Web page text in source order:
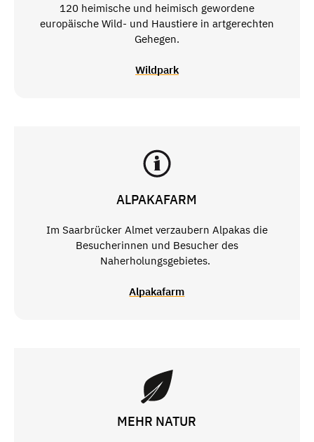
120 heimische und heimisch gewordene
europäische Wild- und Haustiere in artgerechten
Gehegen.
Wildpark
ALPAKAFARM
Im Saarbrücker Almet verzaubern Alpakas die
Besucherinnen und Besucher des
Naherholungsgebietes.
Alpakafarm
MEHR NATUR